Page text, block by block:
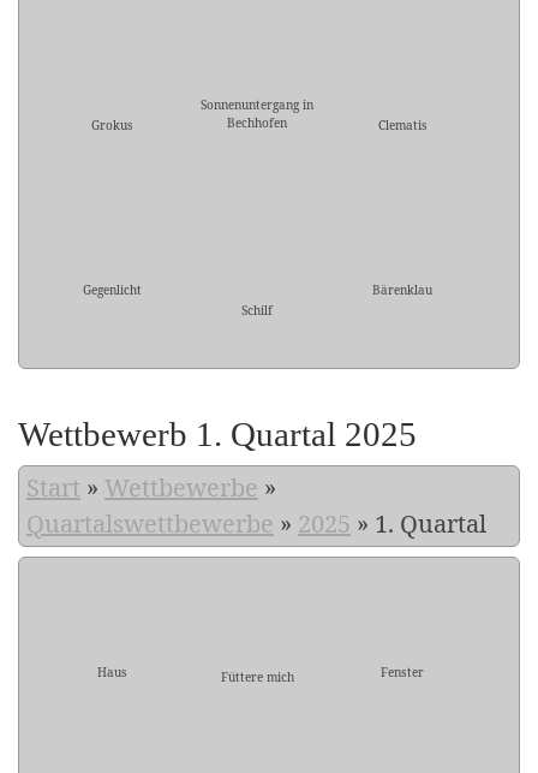
Grokus
Sonnenuntergang in
Bechhofen
Clematis
Gegenlicht
Schilf
Bärenklau
Wettbewerb 1. Quartal 2025
Start » Wettbewerbe »
Quartalswettbewerbe » 2025 » 1. Quartal
Haus Füttere mich Fenster